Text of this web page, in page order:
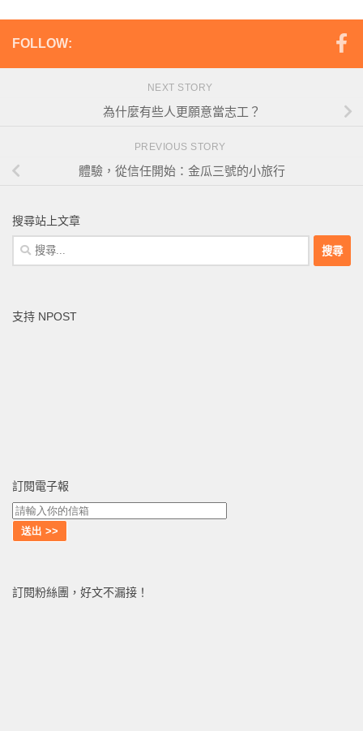
FOLLOW:
NEXT STORY
為什麼有些人更願意當志工？
PREVIOUS STORY
體驗，從信任開始：金瓜三號的小旅行
搜尋站上文章
搜
尋
字:
支持 NPOST
訂閱電子報
訂閱粉絲團，好文不漏接！